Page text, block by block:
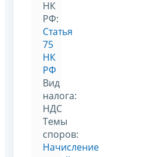
НК
РФ:
Статья
75
НК
РФ
Вид
налога:
НДС
Темы
споров:
Начисление